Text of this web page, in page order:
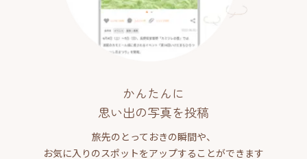
かんたんに
思い出の写真を投稿
旅先のとっておきの瞬間や、
お気に入りのスポットをアップすることができます